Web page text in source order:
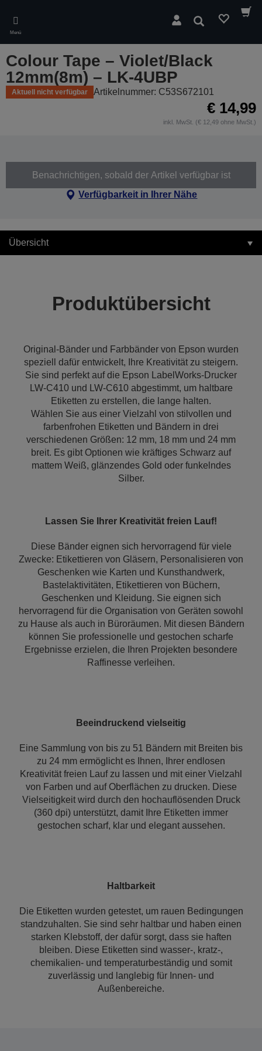
main
content
Menü
Suchen
Colour Tape – Violet/Black
12mm(8m) – LK-4UBP
Aktuell nicht verfügbar Artikelnummer: C53S672101
€ 14,99
inkl. MwSt. (€ 12,49 ohne MwSt.)
Benachrichtigen, sobald der Artikel verfügbar ist
Verfügbarkeit in Ihrer Nähe
Übersicht
Produktübersicht
Original-Bänder und Farbbänder von Epson wurden
speziell dafür entwickelt, Ihre Kreativität zu steigern.
Sie sind perfekt auf die Epson LabelWorks-Drucker
LW-C410 und LW-C610 abgestimmt, um haltbare
Etiketten zu erstellen, die lange halten.
Wählen Sie aus einer Vielzahl von stilvollen und
farbenfrohen Etiketten und Bändern in drei
verschiedenen Größen: 12 mm, 18 mm und 24 mm
breit. Es gibt Optionen wie kräftiges Schwarz auf
mattem Weiß, glänzendes Gold oder funkelndes
Silber.
Lassen Sie Ihrer Kreativität freien Lauf!
Diese Bänder eignen sich hervorragend für viele
Zwecke: Etikettieren von Gläsern, Personalisieren von
Geschenken wie Karten und Kunsthandwerk,
Bastelaktivitäten, Etikettieren von Büchern,
Geschenken und Kleidung. Sie eignen sich
hervorragend für die Organisation von Geräten sowohl
zu Hause als auch in Büroräumen. Mit diesen Bändern
können Sie professionelle und gestochen scharfe
Ergebnisse erzielen, die Ihren Projekten besondere
Raffinesse verleihen.
Beeindruckend vielseitig
Eine Sammlung von bis zu 51 Bändern mit Breiten bis
zu 24 mm ermöglicht es Ihnen, Ihrer endlosen
Kreativität freien Lauf zu lassen und mit einer Vielzahl
von Farben und auf Oberflächen zu drucken. Diese
Vielseitigkeit wird durch den hochauflösenden Druck
(360 dpi) unterstützt, damit Ihre Etiketten immer
gestochen scharf, klar und elegant aussehen.
Haltbarkeit
Die Etiketten wurden getestet, um rauen Bedingungen
standzuhalten. Sie sind sehr haltbar und haben einen
starken Klebstoff, der dafür sorgt, dass sie haften
bleiben. Diese Etiketten sind wasser-, kratz-,
chemikalien- und temperaturbeständig und somit
zuverlässig und langlebig für Innen- und
Außenbereiche.